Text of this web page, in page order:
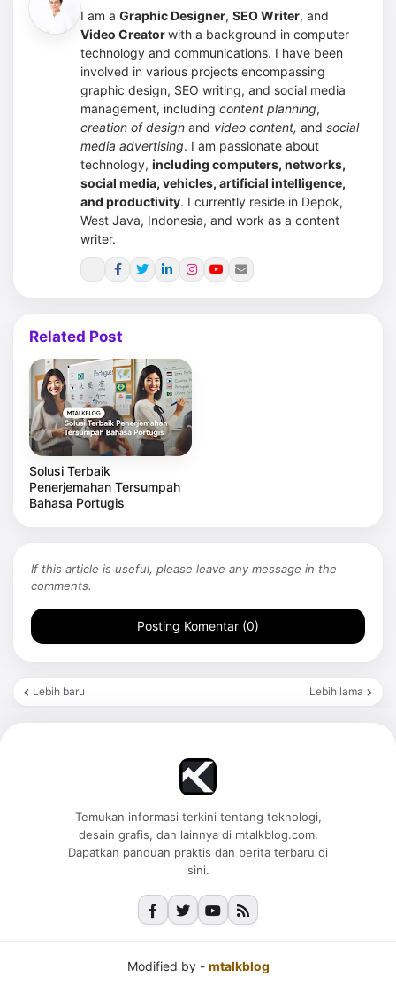
I am a Graphic Designer, SEO Writer, and
Video Creatorwith a background in computer
technology and communications. I have been
involved in various projects encompassing
graphic design, SEO writing, and social media
management, including content planning,
creation of design and video content, and social
media advertising. I am passionate about
technology, including computers, networks,
social media, vehicles, artificial intelligence,
and productivity. I currently reside in Depok,
West Java, Indonesia, and work as a content
writer.
Related Post
Solusi Terbaik
Penerjemahan Tersumpah
Bahasa Portugis
If this article is useful, please leave any message in the
comments.
Posting Komentar (0)
Lebih baru Lebih lama
Temukan informasi terkini tentang teknologi,
desain grafis, dan lainnya di mtalkblog.com.
Dapatkan panduan praktis dan berita terbaru di
sini.
Modified by - mtalkblog